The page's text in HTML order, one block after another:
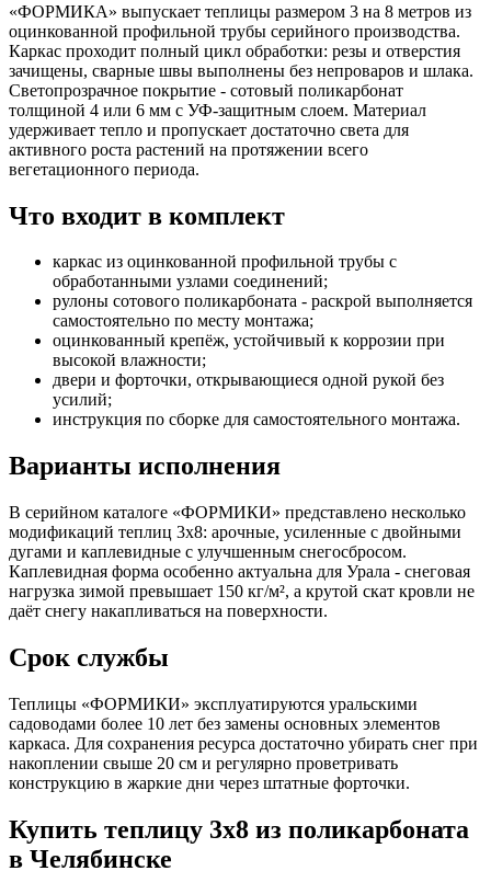
«ФОРМИКА» выпускает теплицы размером 3 на 8 метров из
оцинкованной профильной трубы серийного производства.
Каркас проходит полный цикл обработки: резы и отверстия
зачищены, сварные швы выполнены без непроваров и шлака.
Светопрозрачное покрытие - сотовый поликарбонат
толщиной 4 или 6 мм с УФ-защитным слоем. Материал
удерживает тепло и пропускает достаточно света для
активного роста растений на протяжении всего
вегетационного периода.
Что входит в комплект
каркас из оцинкованной профильной трубы с
обработанными узлами соединений;
рулоны сотового поликарбоната - раскрой выполняется
самостоятельно по месту монтажа;
оцинкованный крепёж, устойчивый к коррозии при
высокой влажности;
двери и форточки, открывающиеся одной рукой без
усилий;
инструкция по сборке для самостоятельного монтажа.
Варианты исполнения
В серийном каталоге «ФОРМИКИ» представлено несколько
модификаций теплиц 3х8: арочные, усиленные с двойными
дугами и каплевидные с улучшенным снегосбросом.
Каплевидная форма особенно актуальна для Урала - снеговая
нагрузка зимой превышает 150 кг/м², а крутой скат кровли не
даёт снегу накапливаться на поверхности.
Срок службы
Теплицы «ФОРМИКИ» эксплуатируются уральскими
садоводами более 10 лет без замены основных элементов
каркаса. Для сохранения ресурса достаточно убирать снег при
накоплении свыше 20 см и регулярно проветривать
конструкцию в жаркие дни через штатные форточки.
Купить теплицу 3х8 из поликарбоната
в Челябинске